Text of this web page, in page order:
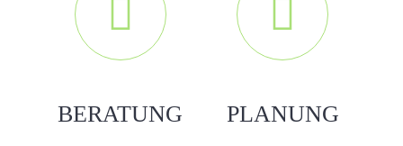
BERATUNG PLANUNG